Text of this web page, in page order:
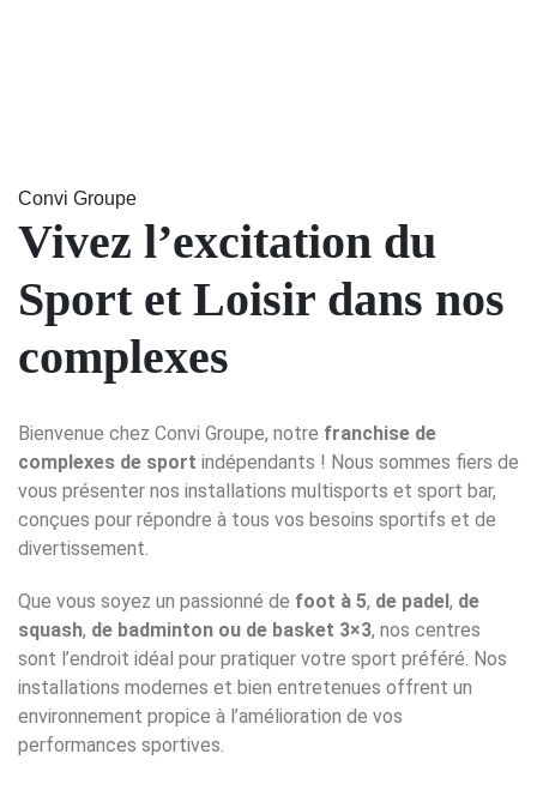
Convi Groupe
Vivez l’excitation du
Sport et Loisir dans nos
complexes
Bienvenue chez Convi Groupe, notre franchise de
complexes de sport indépendants ! Nous sommes fiers de
vous présenter nos installations multisports et sport bar,
conçues pour répondre à tous vos besoins sportifs et de
divertissement.
Que vous soyez un passionné de foot à 5, de padel, de
squash, de badminton ou de basket 3×3, nos centres
sont l’endroit idéal pour pratiquer votre sport préféré. Nos
installations modernes et bien entretenues offrent un
environnement propice à l’amélioration de vos
performances sportives.